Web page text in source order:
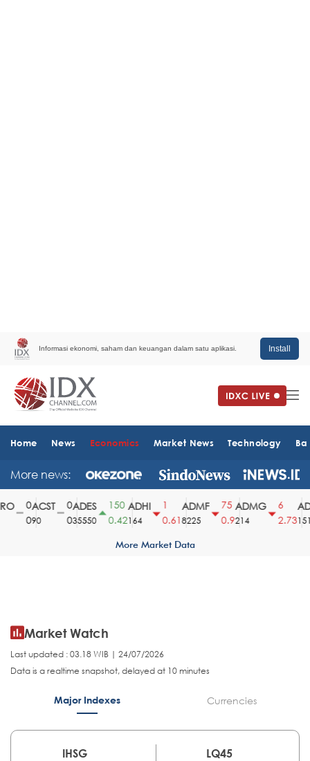
Informasi ekonomi, saham dan keuangan dalam satu aplikasi. Install
Home News Economics Market News Technology
More news:
ACST
90
ADES
35550
150
0.42
ADHI
164
0.61
ADMF
8225
75
0.9
ADMG
214
2.731510
More Market Data
Market Watch
Last updated : 03.18 WIB | 24/07/2026
Data is a realtime snapshot, delayed at 10 minutes
Major Indexes Currencies
IHSG
LQ45